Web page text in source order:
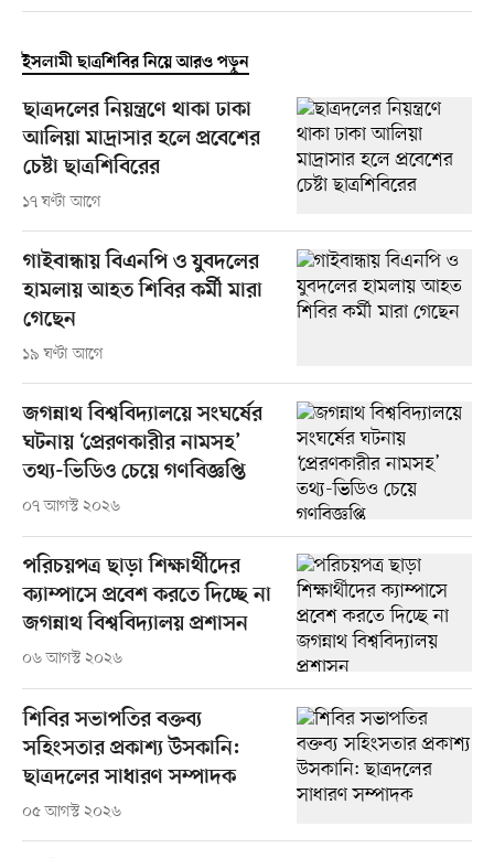
ইসলামী ছাত্রশিবির নিয়ে আরও পড়ুন
ছাত্রদলের নিয়ন্ত্রণে থাকা ঢাকা
আলিয়া মাদ্রাসার হলে প্রবেশের
চেষ্টা ছাত্রশিবিরের
১৭ ঘণ্টা আগে
গাইবান্ধায় বিএনপি ও যুবদলের
হামলায় আহত শিবির কর্মী মারা
গেছেন
১৯ ঘণ্টা আগে
জগন্নাথ বিশ্ববিদ্যালয়ে সংঘর্ষের
ঘটনায় ‘প্রেরণকারীর নামসহ’
তথ্য-ভিডিও চেয়ে গণবিজ্ঞপ্তি
০৭ আগস্ট ২০২৬
পরিচয়পত্র ছাড়া শিক্ষার্থীদের
ক্যাম্পাসে প্রবেশ করতে দিচ্ছে না
জগন্নাথ বিশ্ববিদ্যালয় প্রশাসন
০৬ আগস্ট ২০২৬
শিবির সভাপতির বক্তব্য
সহিংসতার প্রকাশ্য উসকানি:
ছাত্রদলের সাধারণ সম্পাদক
০৫ আগস্ট ২০২৬